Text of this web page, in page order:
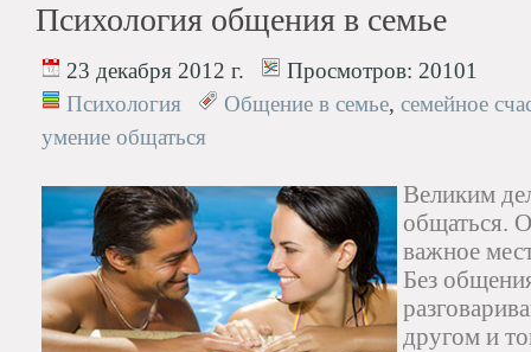
Психология общения в семье
23 декабря 2012 г. Просмотров: 20101
Психология
Общение в семье, семейное
умение общаться
Великим
общаться.
важное
Без
другом и